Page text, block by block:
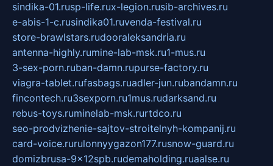
sindika-01.rusp-life.rux-legion.rusib-archives.ru
e-abis-1-c.rusindika01.ruvenda-festival.ru
store-brawlstars.rudooraleksandria.ru
antenna-highly.rumine-lab-msk.ru1-mus.ru
3-sex-porn.ruban-damn.rupurse-factory.ru
viagra-tablet.rufasbags.ruadler-jun.rubandamn.ru
fincontech.ru3sexporn.ru1mus.rudarksand.ru
rebus-toys.ruminelab-msk.rurtdco.ru
seo-prodvizhenie-sajtov-stroitelnyh-kompanij.ru
card-voice.rurulonnyygazon177.rusnow-guard.ru
domizbrusa-9x12spb.rudemaholding.ruaalse.ru